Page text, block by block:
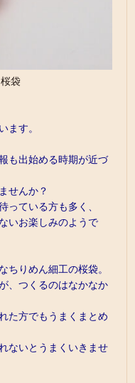
袋
ます。
も出始める時期が近づ
せんか？
っている方も多く、
いお楽しみのようで
ちりめん細工の桜袋。
、つくるのはなかなか
た方でもうまくまとめ
ないとうまくいきませ